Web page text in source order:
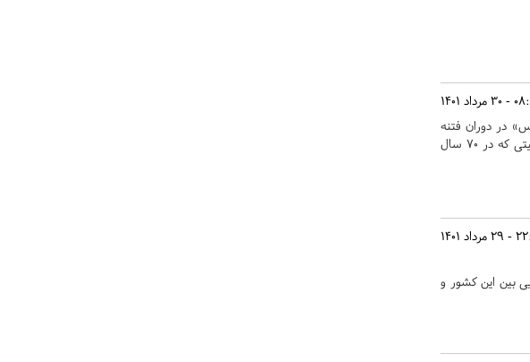
1401
در دوران فتنه
سوریه گفت: امروز فلسطین در بُعد مقاومت نظامی وضعیت بسیار خوبی دارد، وضعیتی که در ۷۰ سال
1401
بین این کشور و